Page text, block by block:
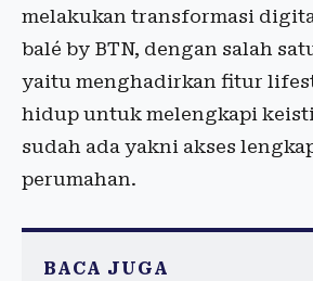
melakukan transformasi
balé by BTN, dengan salah
yaitu menghadirkan fitur
hidup untuk melengkapi
sudah ada yakni akses
perumahan.
BACA JUGA